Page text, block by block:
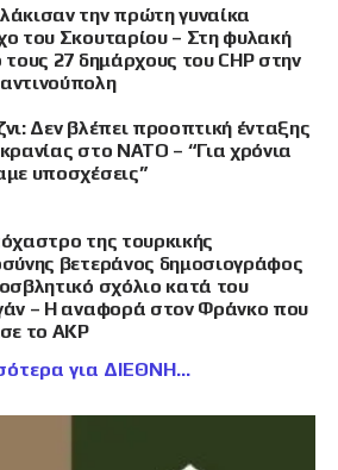
την πρώτη γυναίκα
του Σκουταρίου – Στη φυλακή
27 δημάρχους του CHP στην
Δεν βλέπει προοπτική ένταξης
στο ΝΑΤΟ – “Για χρόνια
υποσχέσεις”
της τουρκικής
βετεράνος δημοσιογράφος
σχόλιο κατά του
– Η αναφορά στον Φράνκο που
το AKP
για ΔΙΕΘΝΗ